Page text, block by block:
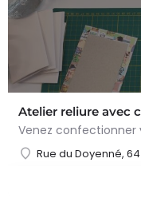
Atelier reliure avec
Rue du Doyenné, 64